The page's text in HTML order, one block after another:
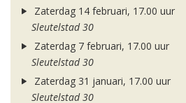
Zaterdag 14 februari, 17.00 uur
Sleutelstad 30
Zaterdag 7 februari, 17.00 uur
Sleutelstad 30
Zaterdag 31 januari, 17.00 uur
Sleutelstad 30